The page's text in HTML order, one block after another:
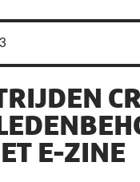
E-ZINE